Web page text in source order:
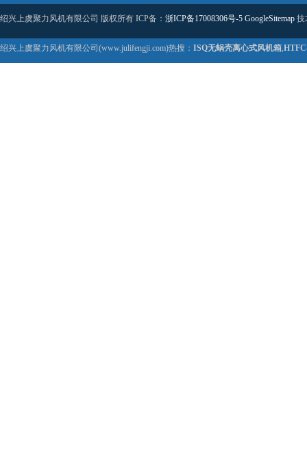
绍兴上虞聚力风机有限公司 版权所有 ICP备： 浙ICP备17008306号-5 GoogleSitemap 技
绍兴上虞聚力风机有限公司(www.julifengji.com)热搜： ISQ无蜗壳离心式风机箱,